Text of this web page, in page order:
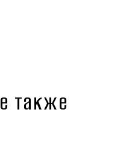
также